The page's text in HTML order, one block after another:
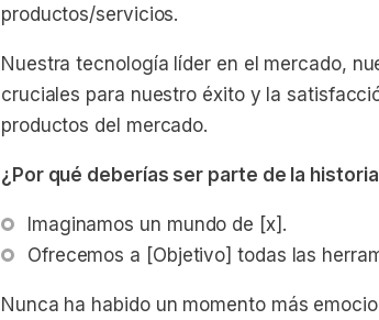
productos/servicios.
Nuestra tecnología líder en el mercado,
cruciales para nuestro éxito y la
productos del mercado.
¿Por qué deberías ser parte de la
Imaginamos un mundo de [x].
Ofrecemos a [Objetivo] todas las
Nunca ha habido un momento más